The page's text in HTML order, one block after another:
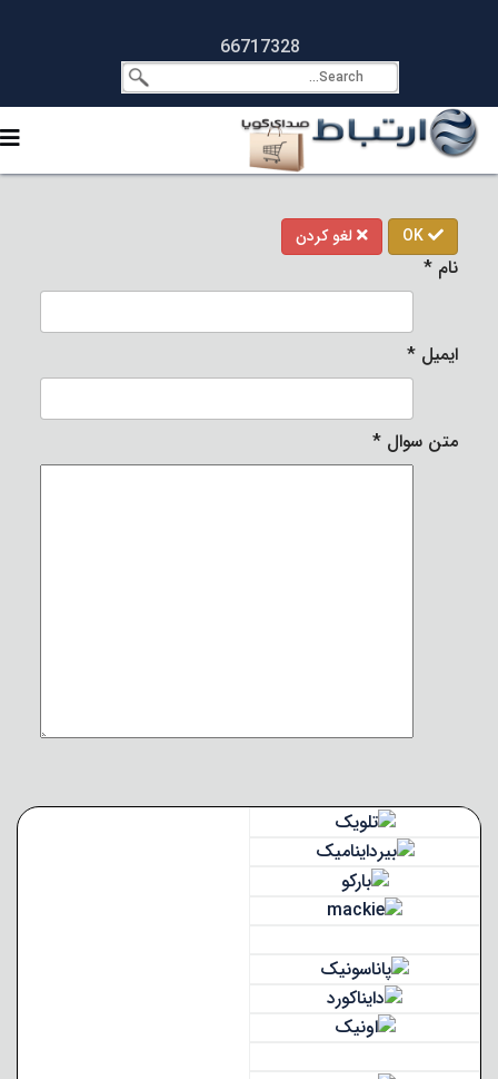
66717328
OK لغو کردن
نام *
ایمیل *
متن سوال *